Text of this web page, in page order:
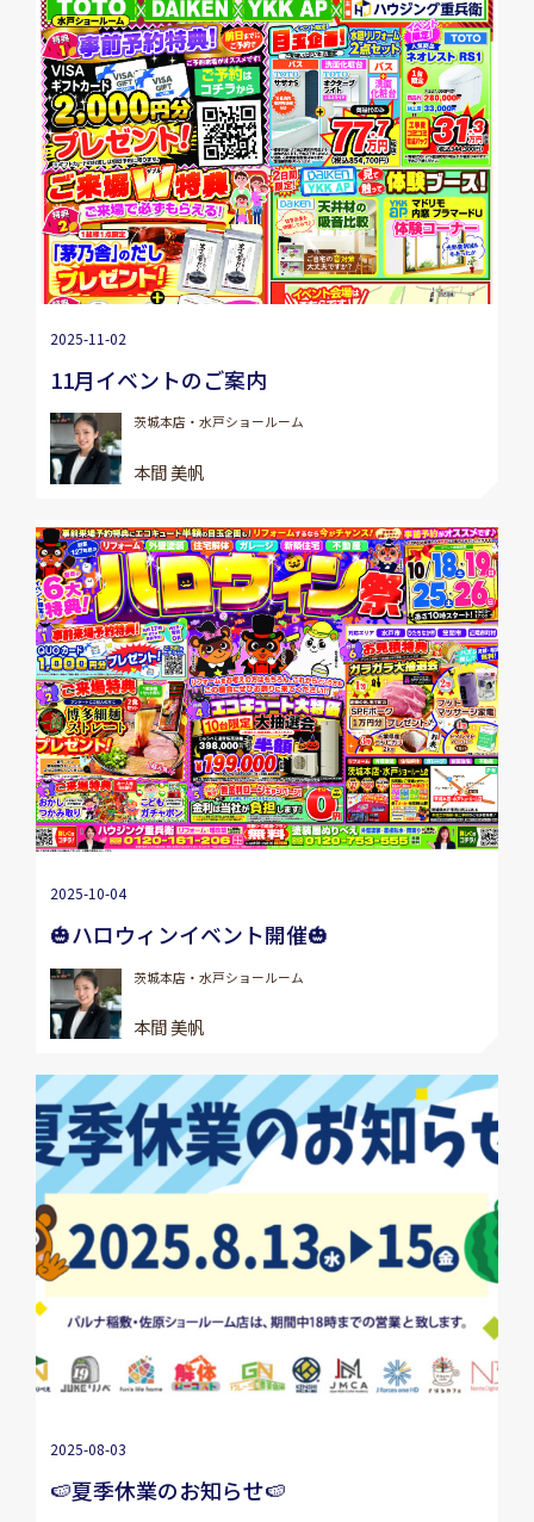
2025-11-02
11月イベントのご案内
茨城本店・水戸ショールーム
本間 美帆
2025-10-04
🎃ハロウィンイベント開催🎃
茨城本店・水戸ショールーム
本間 美帆
2025-08-03
🍉夏季休業のお知らせ🍉